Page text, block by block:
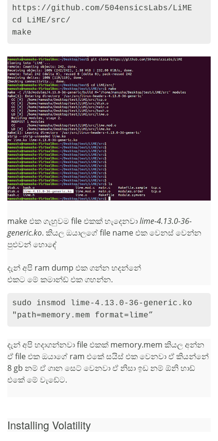
https://github.com/504ensicsLabs/LiME
cd LiME/src/
make
make එක ගැහුවම file එකක් හැදෙනවාlime-4.13.0-36-
generic.ko. කියල ඔයාලගේ file name එක වෙනස් වෙන්න
පුළුවන් හොඳේ
දැන් අපි ram dump එක ගන්න හදන්නේ
එකට මේ කමාන්ඩ් එක ගහන්න.
sudo insmod lime-4.13.0-36-generic.ko
"path=memory.mem format=lime”
දැන් අපි හදාගන්නවා file එකක් memory.mem කියල අන්න
ඒ file එක ඔයාගේ ram එකේ සයිස් එක වෙනවා ඒ කියන්නේ
8 gb නම් ඒ ගාන සෙට් වෙනවා ඒ නිසා ඉඩ නම් ඕනි හාඩ්
එකේ මේ වැඩේට.
Installing Volatility